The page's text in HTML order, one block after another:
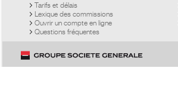
Tarifs et délais
Lexique des commissions
Ouvrir un compte en ligne
Questions fréquentes